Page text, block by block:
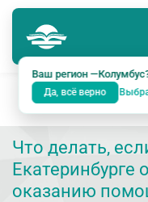
Колумбус
Подразделение:
Ваш регион —Колумбус
Да, всё верно
Что делать,
Екатеринбурге
оказанию